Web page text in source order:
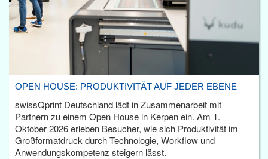
OPEN HOUSE: PRODUKTIVITÄT AUF JEDER EBENE
swissQprint Deutschland lädt in Zusammenarbeit mit
Partnern zu einem Open House in Kerpen ein. Am 1.
Oktober 2026 erleben Besucher, wie sich Produktivität im
Großformatdruck durch Technologie, Workflow und
Anwendungskompetenz steigern lässt.